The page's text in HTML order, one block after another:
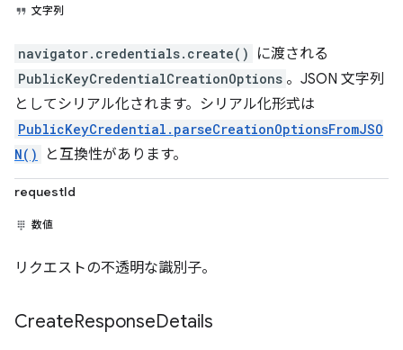
文字列
navigator.credentials.create() に渡される
PublicKeyCredentialCreationOptions 。JSON 文字列
としてシリアル化されます。シリアル化形式は
PublicKeyCredential.parseCreationOptionsFromJSO
N()
と互換性があります。
requestId
数値
リクエストの不透明な識別子。
CreateResponseDetails